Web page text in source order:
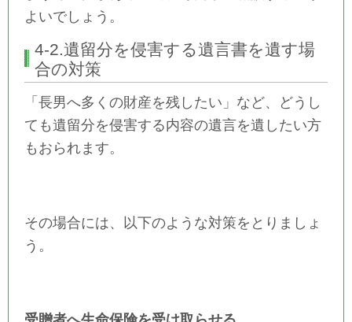
よいでしょう。
4-2.遺留分を侵害する遺言書を遺す場
合の対策
「長男へ多くの財産を残したい」など、どうし
ても遺留分を侵害する内容の遺言を遺したい方
もおられます。
その場合には、以下のような対策をとりましょ
う。